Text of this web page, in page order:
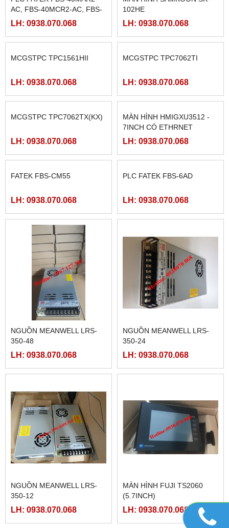
PLC FATEK FBS-40MAR2-
40MCRT-AC, FBS-40MART-
LH: 0938.070.068
MÀN HÌNH SAMKOON SK-
LH: 0938.070.068
MCGSTPC TPC1561HII
LH: 0938.070.068
MCGSTPC TPC7062TI
LH: 0938.070.068
MCGSTPC TPC7062TX(KX)
LH: 0938.070.068
MÀN HÌNH HMIGXU3512 -
7INCH CÓ ETHRNET
LH: 0938.070.068